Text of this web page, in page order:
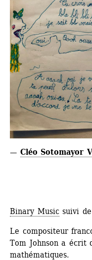
— Cléo Sotomayor
Binary Musicsuivi
Le compositeur
Tom Johnson a écrit
mathématiques.